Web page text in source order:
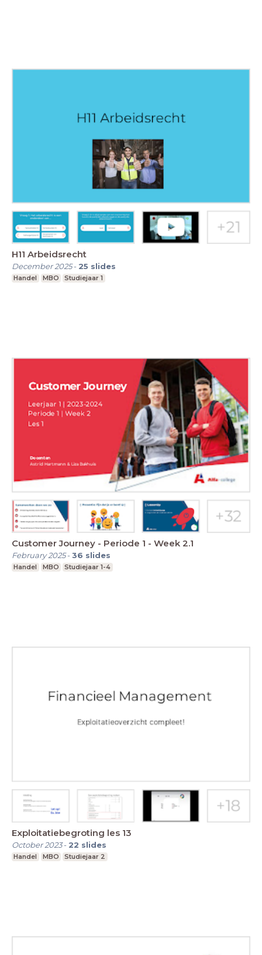
H11 Arbeidsrecht
December 2025- 25 slides
Handel MBO Studiejaar 1
Customer Journey - Periode 1 - Week 2.1
February 2025-36 slides
Handel MBO Studiejaar 1-4
Exploitatiebegroting les 13
October 2023- 22 slides
Handel MBO Studiejaar 2